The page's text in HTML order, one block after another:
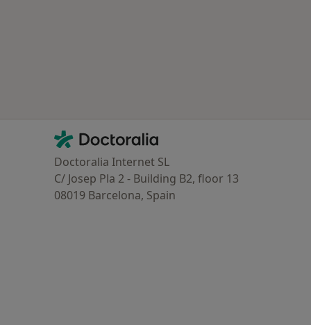
Contacto
Doctoralia - Homepage
Doctoralia Internet SL
C/ Josep Pla 2 - Building B2, floor 13
08019 Barcelona, Spain